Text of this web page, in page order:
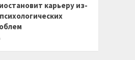
карьеру из-